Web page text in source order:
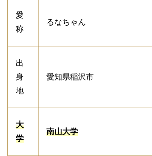
愛
称
るなちゃん
出
身
地
愛知県稲沢市
大
学
南山大学